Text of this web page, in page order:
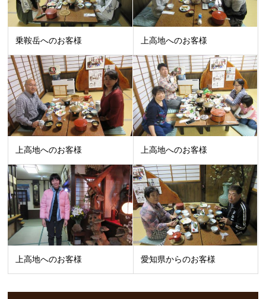
乗鞍岳へのお客様 上高地へのお客様
上高地へのお客様 上高地へのお客様
上高地へのお客様 愛知県からのお客様